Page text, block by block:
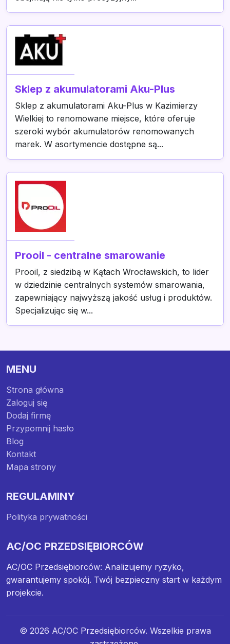
Sklep z akumulatorami Aku-Plus
Sklep z akumulatorami Aku-Plus w Kazimierzy
Wielkiej to renomowane miejsce, które oferuje
szeroki wybór akumulatorów renomowanych
marek. W asortymencie dostępne są...
Prooil - centralne smarowanie
Prooil, z siedzibą w Kątach Wrocławskich, to lider
w dziedzinie centralnych systemów smarowania,
zapewniający najwyższą jakość usług i produktów.
Specjalizując się w...
MENU
Strona główna
Zaloguj się
Dodaj firmę
Przypomnij hasło
Blog
Kontakt
Mapa strony
REGULAMINY
Polityka prywatności
AC/OC PRZEDSIĘBIORCÓW
AC/OC Przedsiębiorców: Analizujemy ryzyko,
gwarantujemy spokój. Twój bezpieczny start w każdym
projekcie.
© 2026 AC/OC Przedsiębiorców. Wszelkie prawa